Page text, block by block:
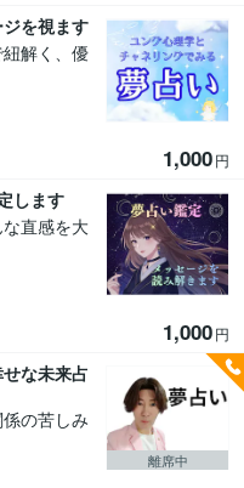
を視ます
解く、優
1,000円
します
直感を大
1,000円
な未来占
の苦しみ
離席中